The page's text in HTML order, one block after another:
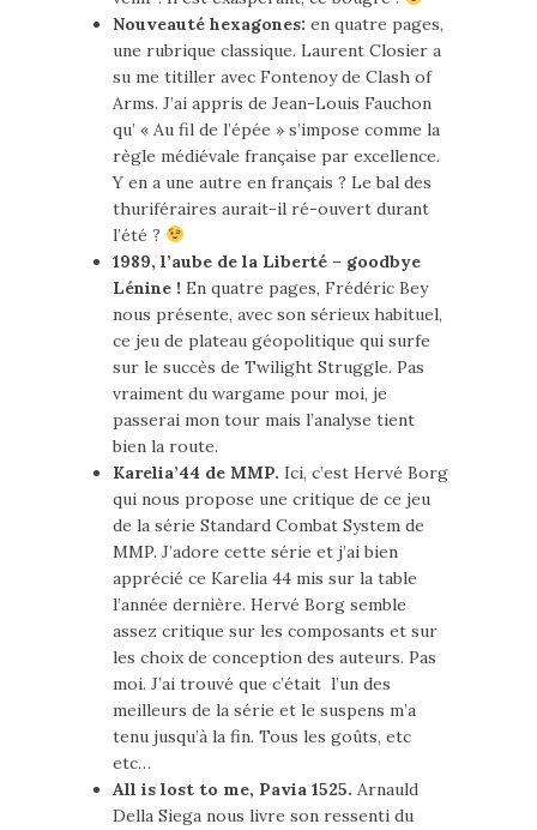
Nouveauté hexagones: en quatre pages,
une rubrique classique. Laurent Closier a
su me titiller avec Fontenoy de Clash of
Arms. J’ai appris de Jean-Louis Fauchon
qu’ « Au fil de l’épée » s’impose comme la
règle médiévale française par excellence.
Y en a une autre en français ? Le bal des
thuriféraires aurait-il ré-ouvert durant
l’été ?
1989, l’aube de la Liberté – goodbye
Lénine ! En quatre pages, Frédéric Bey
nous présente, avec son sérieux habituel,
ce jeu de plateau géopolitique qui surfe
sur le succès de Twilight Struggle. Pas
vraiment du wargame pour moi, je
passerai mon tour mais l’analyse tient
bien la route.
Karelia’44 de MMP. Ici, c’est Hervé Borg
qui nous propose une critique de ce jeu
de la série Standard Combat System de
MMP. J’adore cette série et j’ai bien
apprécié ce Karelia 44 mis sur la table
l’année dernière. Hervé Borg semble
assez critique sur les composants et sur
les choix de conception des auteurs. Pas
moi. J’ai trouvé que c’était l’un des
meilleurs de la série et le suspens m’a
tenu jusqu’à la fin. Tous les goûts, etc
etc…
All is lost to me, Pavia 1525. Arnauld
Della Siega nous livre son ressenti du